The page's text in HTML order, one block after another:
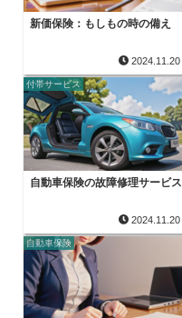
新価保険：もしもの時の備え
2024.11.20
付帯サービス
自動車保険の故障修理サービス
2024.11.20
自動車保険